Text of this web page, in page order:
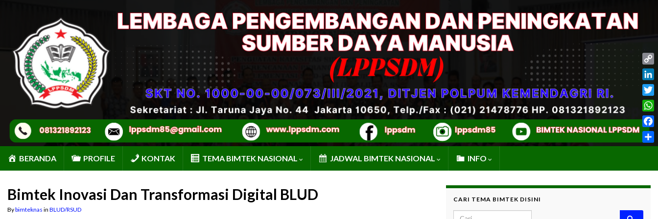
BERANDA PROFILE KONTAK TEMA BIMTEK NASIONAL JADWAL BIMTEK NASIONAL INFO
Bimtek Inovasi Dan Transformasi Digital BLUD
Bybimteknas in BLUD/RSUD
CARI TEMA BIMTEK DISINI
Search for:
Link